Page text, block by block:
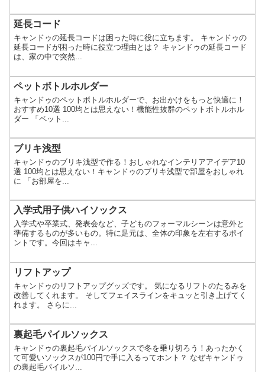
延長コード
キャンドゥの延長コードは困った時に役に立ちます。 キャンドゥの
延長コードが困った時に役立つ理由とは？ キャンドゥの延長コード
は、家の中で突然...
ペットボトルホルダー
キャンドゥのペットボトルホルダーで、お出かけをもっと快適に！
おすすめ10選 100均とは思えない！機能性抜群のペットボトルホル
ダー 「ペット...
ブリキ浅型
キャンドゥのブリキ浅型で作る！おしゃれなインテリアアイデア10
選 100均とは思えない！キャンドゥのブリキ浅型で部屋をおしゃれ
に 「お部屋を...
入学式用子供ハイソックス
入学式や卒業式、発表会など、子どものフォーマルシーンは意外と
準備するものが多いもの。特に足元は、全体の印象を左右するポイ
ントです。今回はキャ...
リフトアップ
キャンドゥのリフトアップグッズです。 気になるリフトのたるみを
改善してくれます。 そしてフェイスラインをキュッと引き上げてく
れます。 さらに...
裏起毛パイルソックス
キャンドゥの裏起毛パイルソックスで冬を乗り切ろう！あったかく
て可愛いソックスが100円で手に入るってホント？ なぜキャンドゥ
の裏起毛パイルソ...